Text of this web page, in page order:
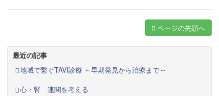
ページの先頭へ
最近の記事
地域で繋ぐTAVI診療 ～早期発見から治療まで～
心・腎 連関を考える